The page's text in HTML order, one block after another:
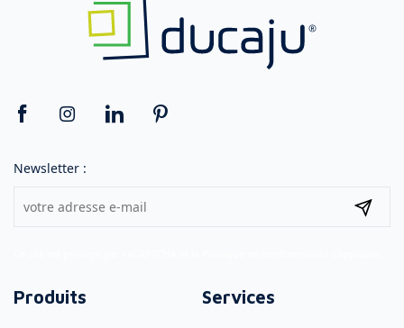
Newsletter :
Produits Services